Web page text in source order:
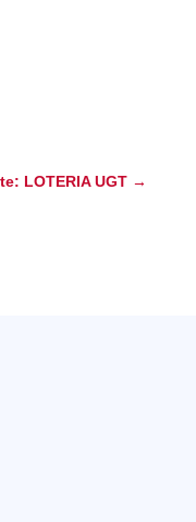
LOTERIA UGT →